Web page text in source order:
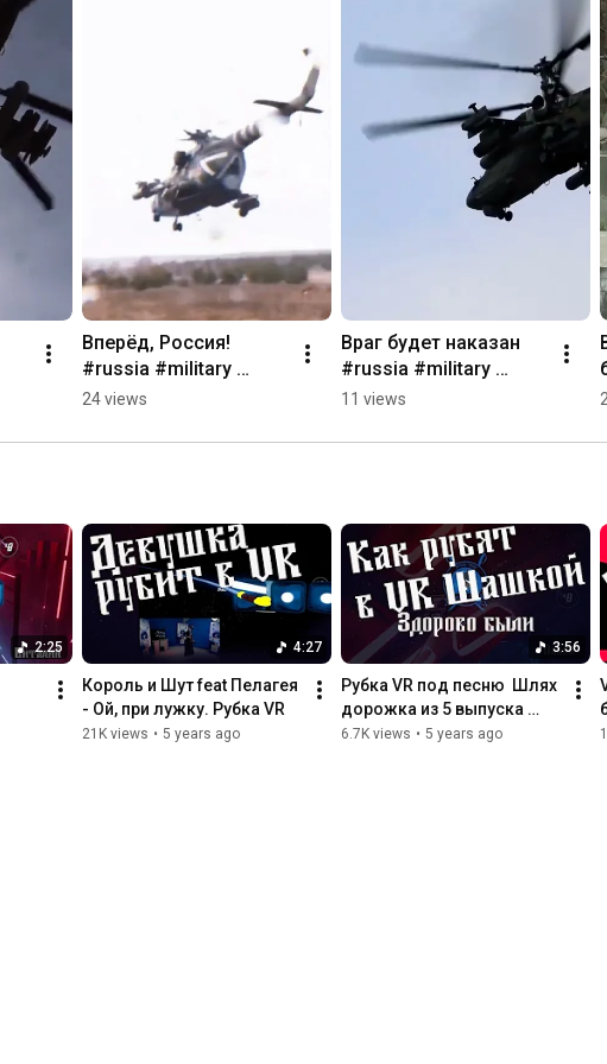
Вперёд, Россия!
#russia #military
#army #shorts
24 views
Враг будет наказан
#russia #military
#army #shorts #gun
11 views
2:25 4:27
Король и Шут feat Пелагея
- Ой, при лужку. Рубка VR
21K views • 5 years ago
3:56
Рубка VR под песню  Шлях
дорожка из 5 выпуска
Здорово были
6.7K views • 5 years ago